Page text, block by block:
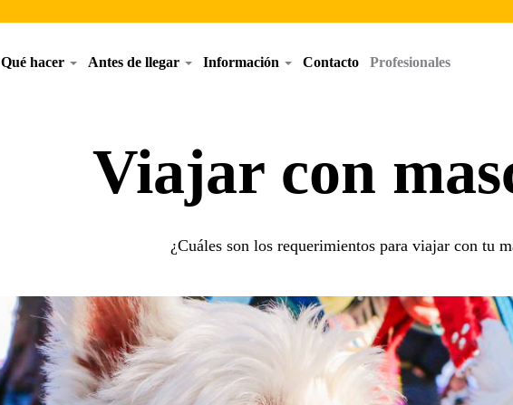
Qué hacer Antes de llegar Información Contacto Profesionales
Viajar con
¿Cuáles son los requerimientos para viajar con tu